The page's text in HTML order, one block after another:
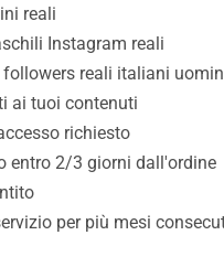
reali
Instagram reali
reali italiani
ai tuoi contenuti
richiesto
entro 2/3 giorni dall'ordine
per più mesi